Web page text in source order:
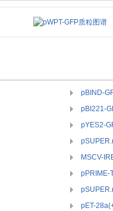
pBIND-
pBI221-
pYES2-
MSCV-
pPRIME-
pET-